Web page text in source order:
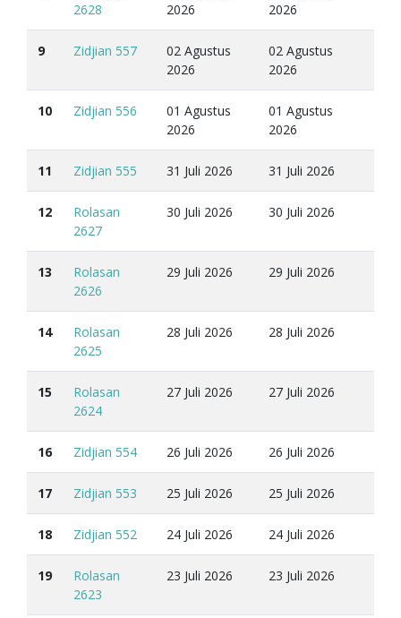
2628
2026
2026
9 Zidjian 557
02 Agustus
2026
02 Agustus
2026
10 Zidjian 556
01 Agustus
2026
01 Agustus
2026
11 Zidjian 555 31 Juli 2026 31 Juli 2026
12
Rolasan
2627
30 Juli 2026 30 Juli 2026
13
Rolasan
2626
29 Juli 2026 29 Juli 2026
14
Rolasan
2625
28 Juli 2026 28 Juli 2026
15
Rolasan
2624
27 Juli 2026 27 Juli 2026
16 Zidjian 554 26 Juli 2026 26 Juli 2026
17 Zidjian 553 25 Juli 2026 25 Juli 2026
18 Zidjian 552 24 Juli 2026 24 Juli 2026
19
Rolasan
2623
23 Juli 2026 23 Juli 2026